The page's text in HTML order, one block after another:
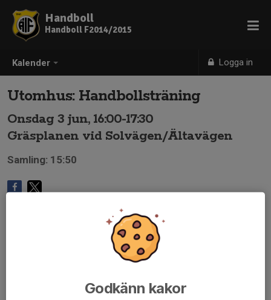
Kalender Logga in
Handboll
Handboll F2014/2015
Utomhus: Handbollsträning
Onsdag 3 jun, 16:00-17:30
Gräsplanen vid Solvägen/Ältavägen
Samling: 15:50
Godkänn kakor